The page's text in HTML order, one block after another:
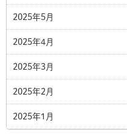
2025年5月
2025年4月
2025年3月
2025年2月
2025年1月